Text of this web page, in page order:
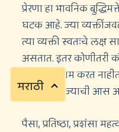
प्रेरणा हा भावनिक
घटक आहे. ज्या
त्या व्यक्ती स्वतःचे लक्ष
असतात. इतर कोणीतरी
हेतूने त्या काम करत
व स्वतः ला ज्याची आस
पैसा, प्रतिष्ठा, प्रशंसा
मराठी